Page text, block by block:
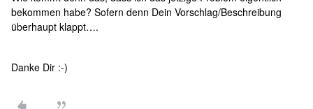
bekommen habe? Sofern denn Dein Vorschlag/Beschreibung
überhaupt klappt….
Danke Dir :-)